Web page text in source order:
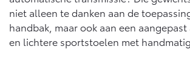
niet alleen te danken aan de
handbak, maar ook aan een
en lichtere sportstoelen met